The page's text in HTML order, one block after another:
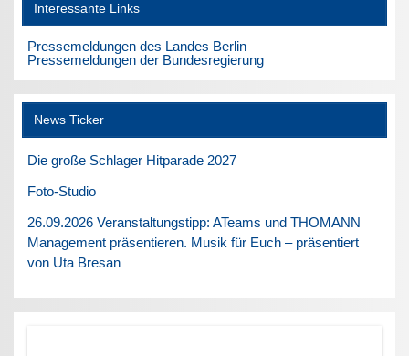
Interessante Links
Pressemeldungen des Landes Berlin
Pressemeldungen der Bundesregierung
News Ticker
Die große Schlager Hitparade 2027
Foto-Studio
26.09.2026 Veranstaltungstipp: ATeams und THOMANN
Management präsentieren. Musik für Euch – präsentiert
von Uta Bresan